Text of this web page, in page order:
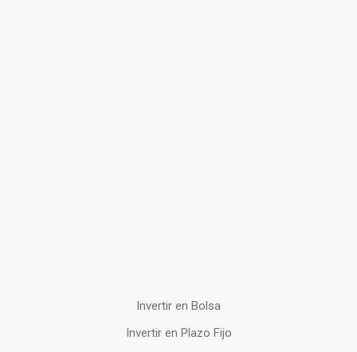
Invertir en Bolsa
Invertir en Plazo Fijo